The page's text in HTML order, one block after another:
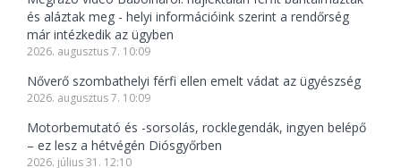
és aláztak meg - helyi információink szerint a rendőrség
már intézkedik az ügyben
2026. augusztus 7. 10:09
Nőverő szombathelyi férfi ellen emelt vádat az ügyészség
2026. augusztus 7. 10:09
Motorbemutató és -sorsolás, rocklegendák, ingyen belépő
– ez lesz a hétvégén Diósgyőrben
2026. július 31. 12:10